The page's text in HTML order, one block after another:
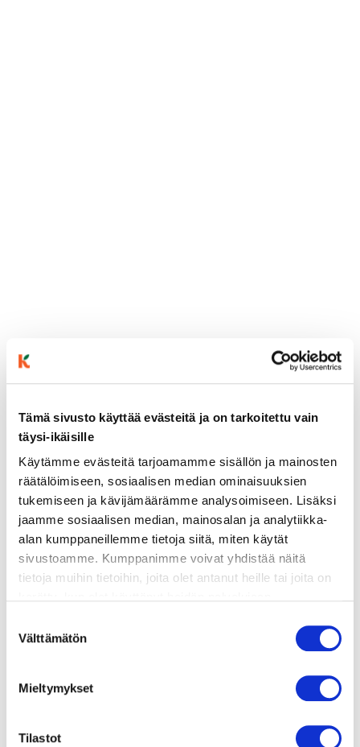
Tämä sivusto käyttää evästeitä ja on tarkoitettu vain
täysi-ikäisille
Käytämme evästeitä tarjoamamme sisällön ja mainosten
räätälöimiseen, sosiaalisen median ominaisuuksien
tukemiseen ja kävijämäärämme analysoimiseen. Lisäksi
jaamme sosiaalisen median, mainosalan ja analytiikka-
alan kumppaneillemme tietoja siitä, miten käytät
sivustoamme. Kumppanimme voivat yhdistää näitä
tietoja muihin tietoihin, joita olet antanut heille tai joita on
tai vanhempi. Vahvista ikäsi käyttääksesi sivustoa.
valinta
Välttämätön
Mieltymykset
Tilastot
ainekset
valmistusohje
lisätietoja
2 maissintähkää
suolaa ja mustapippuria maun mukaan
150 g kirsikkatomaatteja, puolitettuina